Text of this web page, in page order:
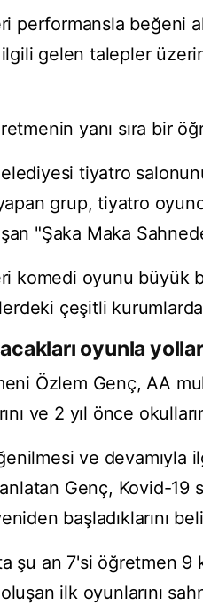
performansla beğeni
gelen talepler
yanı sıra bir
tiyatro
grup, tiyatro
"Şaka Maka
komedi oyunu büyük
çeşitli
oyunla
Özlem Genç, AA
ve 2 yıl önce
ve devamıyla
Genç, Kovid-19
başladıklarını
şu an 7'si öğretmen 9
ilk oyunlarını